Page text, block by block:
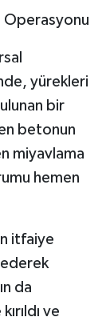
Operasyonu
yürekleri
bir
betonun
miyavlama
hemen
itfaiye
da
ve